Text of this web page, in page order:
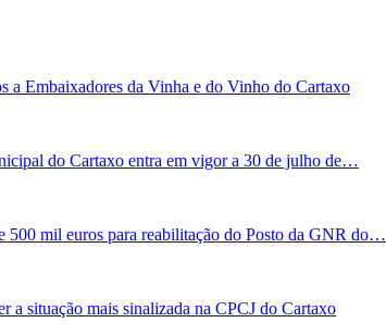
a Embaixadores da Vinha e do Vinho do Cartaxo
do Cartaxo entra em vigor a 30 de julho de…
500 mil euros para reabilitação do Posto da GNR do…
a situação mais sinalizada na CPCJ do Cartaxo